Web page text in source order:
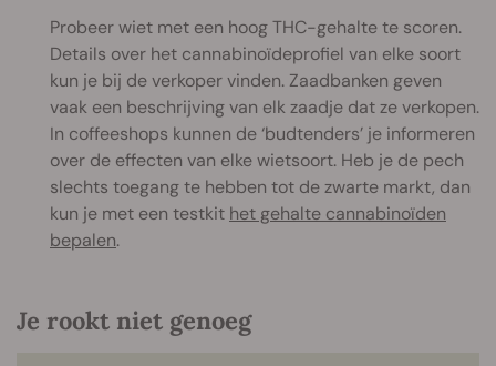
Probeer wiet met een hoog THC-gehalte te scoren.
Details over het cannabinoïdeprofiel van elke soort
kun je bij de verkoper vinden. Zaadbanken geven
vaak een beschrijving van elk zaadje dat ze verkopen.
In coffeeshops kunnen de ‘budtenders’ je informeren
over de effecten van elke wietsoort. Heb je de pech
slechts toegang te hebben tot de zwarte markt, dan
kun je met een testkit het gehalte cannabinoïden
bepalen.
Je rookt niet genoeg